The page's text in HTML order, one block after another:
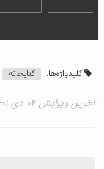
کلیدواژه‌ها: کتابخانه
آخرین ویرایش ۰۴ دی ۱۴۰۱